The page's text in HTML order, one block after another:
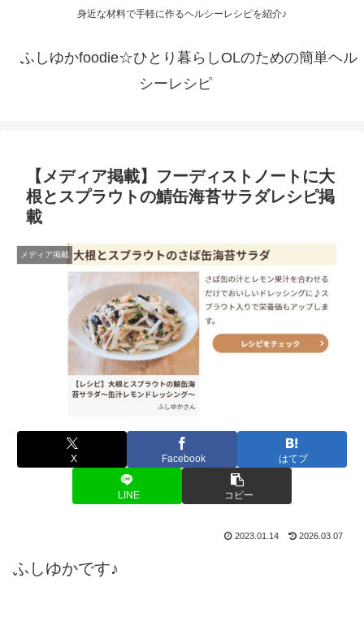
身近な材料で手軽に作るヘルシーレシピを紹介♪
ふしゆかfoodie☆ひとり暮らしOLのための簡単ヘル
シーレシピ
【メディア掲載】フーディストノートに大
根とスプラウトの鯖缶海苔サラダレシピ掲
載
メディア掲載
X Facebook はてブ
LINE コピー
2023.01.14 2026.03.07
ふしゆかです♪